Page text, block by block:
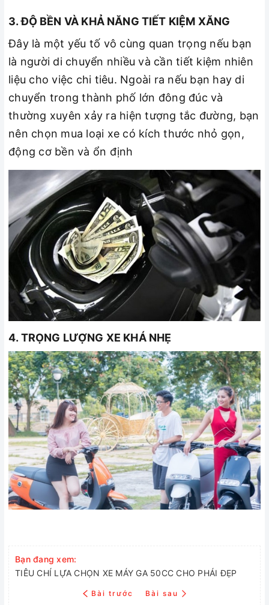
3. ĐỘ BỀN VÀ KHẢ NĂNG TIẾT KIỆM XĂNG
Đây là một yếu tố vô cùng quan trọng nếu bạn
là người di chuyển nhiều và cần tiết kiệm nhiên
liệu cho việc chi tiêu. Ngoài ra nếu bạn hay di
chuyển trong thành phố lớn đông đúc và
thường xuyên xảy ra hiện tượng tắc đường, bạn
nên chọn mua loại xe có kích thước nhỏ gọn,
động cơ bền và ổn định
4. TRỌNG LƯỢNG XE KHÁ NHẸ
Bạn đang xem:
TIÊU CHÍ LỰA CHỌN XE MÁY GA 50CC CHO PHÁI ĐẸP
Bài trước Bài sau